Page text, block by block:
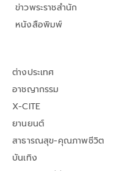
ข่าวพระราชสำนัก
หนังสือพิมพ์
ต่างประเทศ
อาชญากรรม
X-CITE
ยานยนต์
สาธารณสุข-คุณภาพชีวิต
บันเทิง